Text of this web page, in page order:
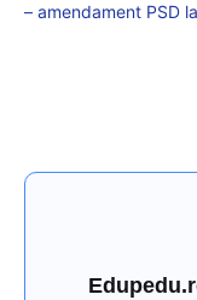
– amendament PSD